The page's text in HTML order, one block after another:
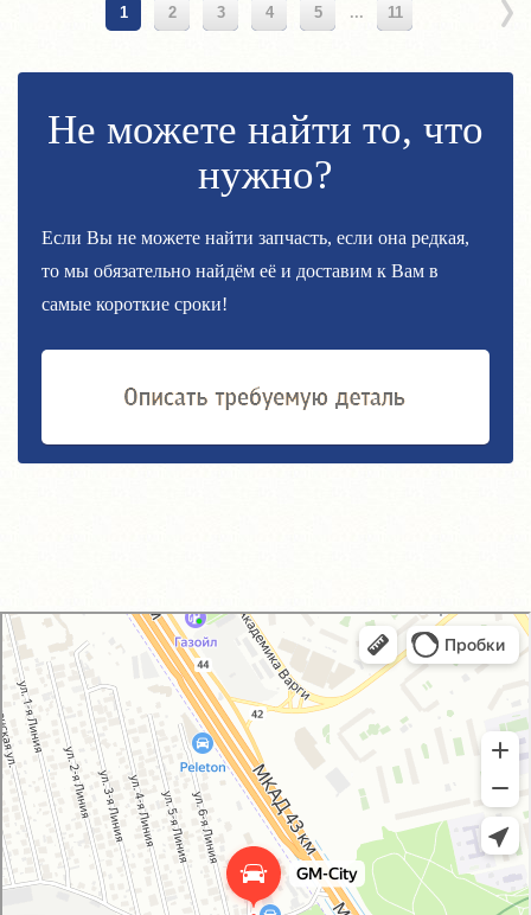
1 2 3 4 5 ... 11
Не можете найти то, что
нужно?
Если Вы не можете найти запчасть, если она редкая,
то мы обязательно найдём её и доставим к Вам в
самые короткие сроки!
GM-City&VAG-Repair
Автосервис, автотехцентр в Москве
Магазин автозапчастей и автотоваров в Москве